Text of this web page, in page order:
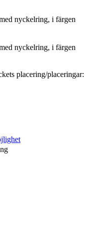
placering/placeringar: